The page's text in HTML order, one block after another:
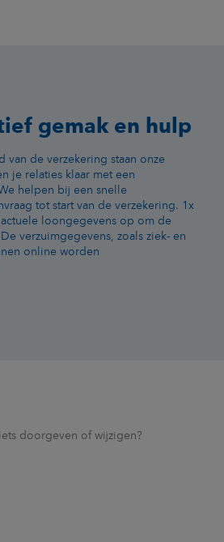
gemak en hulp
de verzekering staan onze
je relaties klaar met een
helpen bij een snelle
tot start van de verzekering. 1x
loongegevens op om de
verzuimgegevens, zoals ziek- en
online worden
doorgeven of wijzigen?